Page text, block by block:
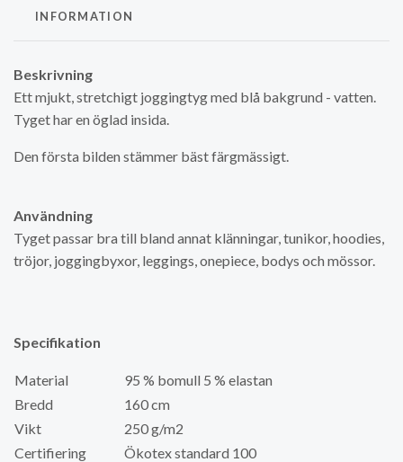
INFORMATION
Beskrivning
Ett mjukt, stretchigt joggingtyg med blå bakgrund - vatten.
Tyget har en öglad insida.
Den första bilden stämmer bäst färgmässigt.
Användning
Tyget passar bra till bland annat klänningar, tunikor, hoodies,
tröjor, joggingbyxor, leggings, onepiece, bodys och mössor.
Specifikation
Material
95 % bomull 5 % elastan
Bredd
160 cm
Vikt
250 g/m2
Certifiering
Ökotex standard 100